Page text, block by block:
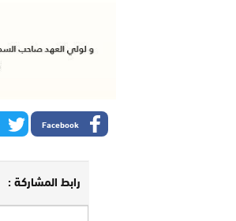
Facebook
رابط المشاركة :